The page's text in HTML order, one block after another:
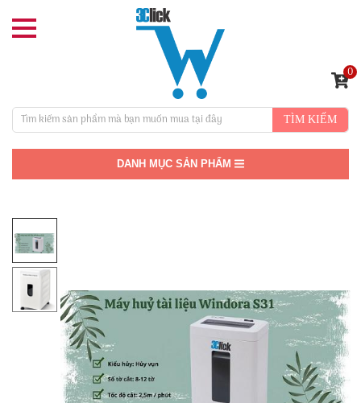
TÌM KIẾM
0
DANH MỤC SẢN PHẨM